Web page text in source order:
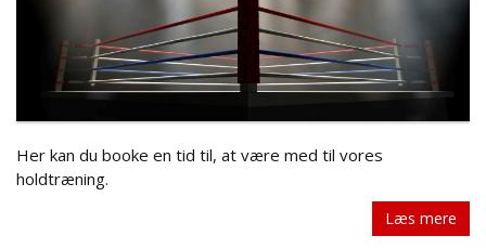
Her kan du booke en tid til, at være med til vores
holdtræning.
Læs mere